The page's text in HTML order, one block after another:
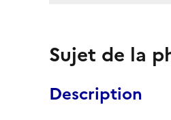
Sujet de la
Description